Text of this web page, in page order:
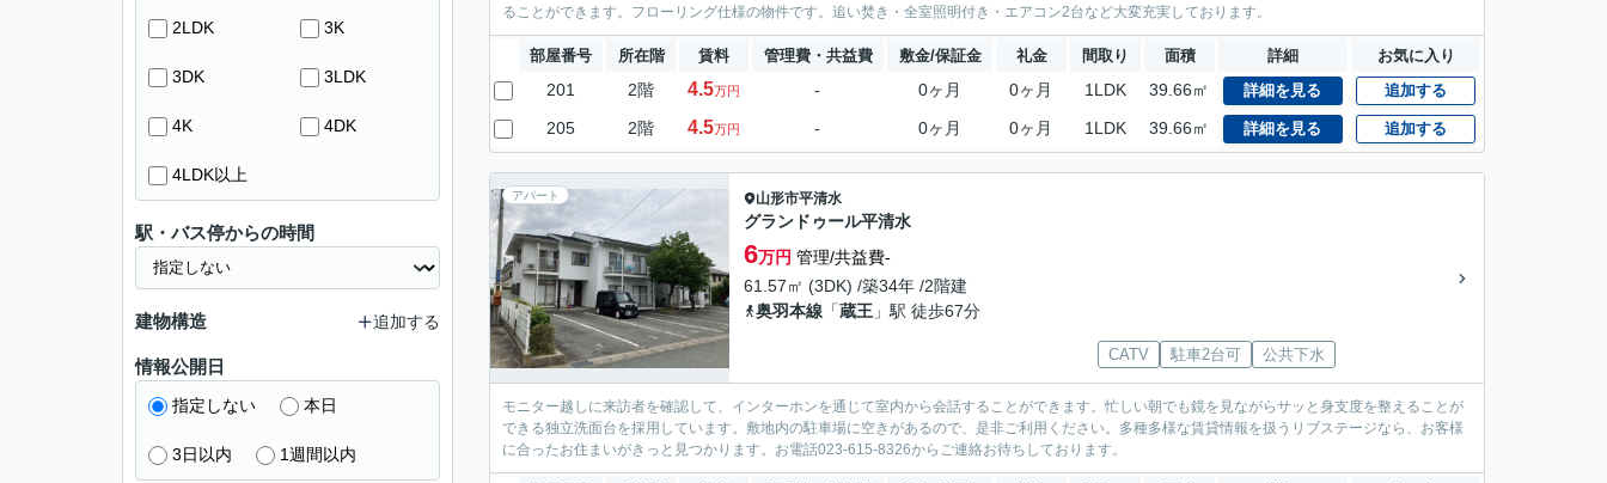
ることができます。フローリング仕様の物件です。追い焚き・全室照明付き・エアコン2台など大変充実しております。
部屋番号 所在階 賃料 管理費・共益費 敷金/保証金 礼金 間取り 面積 詳細 お気に入り
201 2階 4.5万円 - 0ヶ月 0ヶ月 1LDK 39.66㎡ 詳細を見る 追加する
205 2階 4.5万円 - 0ヶ月 0ヶ月 1LDK 39.66㎡ 詳細を見る 追加する
アパート 山形市平清水
グランドゥール平清水
6万円 管理/共益費-
61.57㎡ (3DK) /築34年 /2階建
奥羽本線 「蔵王 」駅 徒歩67分
CATV 駐車2台可 公共下水
モニター越しに来訪者を確認して、インターホンを通じて室内から会話することができます。忙しい朝でも鏡を見ながらサッと身支度を整えることが
できる独立洗面台を採用しています。敷地内の駐車場に空きがあるので、是非ご利用ください。多種多様な賃貸情報を扱うリブステージなら、お客様
に合ったお住まいがきっと見つかります。お電話023-615-8326からご連絡お待ちしております。
2LDK 3K
3DK 3LDK
4K 4DK
4LDK以上
駅・バス停からの時間
建物構造 追加する
情報公開日
指定しない 本日
3日以内 1週間以内